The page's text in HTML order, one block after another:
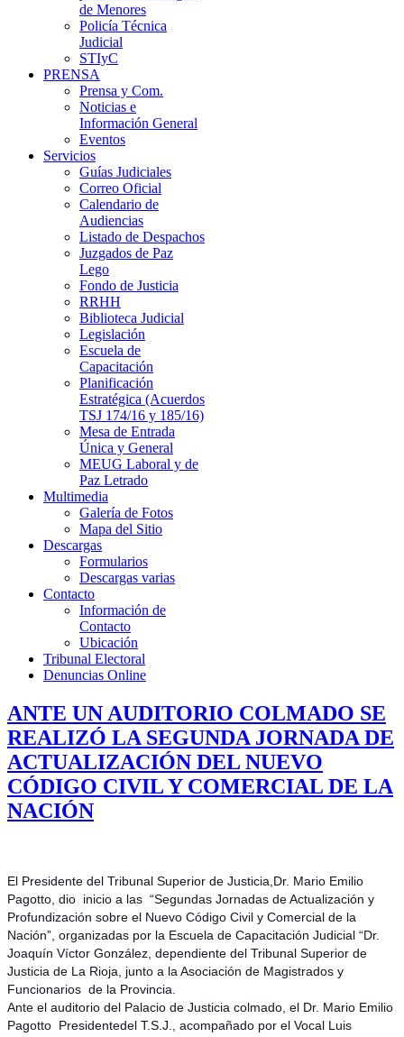
de Menores
Policía Técnica
Judicial
STIyC
PRENSA
Prensa y Com.
Noticias e
Información General
Eventos
Servicios
Guías Judiciales
Correo Oficial
Calendario de
Audiencias
Listado de Despachos
Juzgados de Paz
Lego
Fondo de Justicia
RRHH
Biblioteca Judicial
Legislación
Escuela de
Capacitación
Planificación
Estratégica (Acuerdos
TSJ 174/16 y 185/16)
Mesa de Entrada
Única y General
MEUG Laboral y de
Paz Letrado
Multimedia
Galería de Fotos
Mapa del Sitio
Descargas
Formularios
Descargas varias
Contacto
Información de
Contacto
Ubicación
Tribunal Electoral
Denuncias Online
ANTE UN AUDITORIO COLMADO SE
REALIZÓ LA SEGUNDA JORNADA DE
ACTUALIZACIÓN DEL NUEVO
CÓDIGO CIVIL Y COMERCIAL DE LA
NACIÓN
El Presidente del Tribunal Superior de Justicia,Dr. Mario Emilio
Pagotto, dio inicio a las “Segundas Jornadas de Actualización y
Profundización sobre el Nuevo Código Civil y Comercial de la
Nación”, organizadas por la Escuela de Capacitación Judicial “Dr.
Joaquín Víctor González, dependiente del Tribunal Superior de
Justicia de La Rioja, junto a la Asociación de Magistrados y
Funcionarios de la Provincia.
Ante el auditorio del Palacio de Justicia colmado, el Dr. Mario Emilio
Pagotto Presidentedel T.S.J., acompañado por el Vocal Luis